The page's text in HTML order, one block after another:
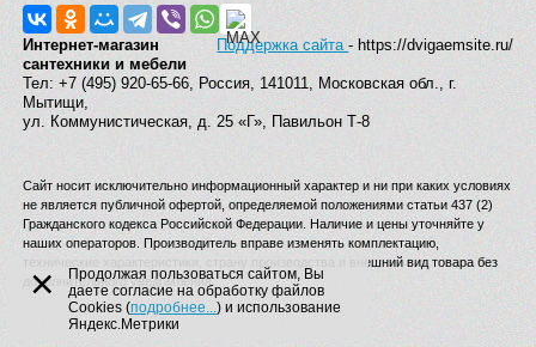
Поддержка сайта- https://dvigaemsite.ru/
Интернет-магазин
сантехники и мебели
Тел: +7 (495) 920-65-66, Россия, 141011, Московская обл., г.
Мытищи,
ул. Коммунистическая, д. 25 «Г», Павильон Т-8
Сайт носит исключительно информационный характер и ни при каких условиях
не является публичной офертой, определяемой положениями статьи 437 (2)
Гражданского кодекса Российской Федерации. Наличие и цены уточняйте у
наших операторов. Производитель вправе изменять комплектацию,
технические характеристики, страну производства и внешний вид товара без
дополнительного уведомления.
×
Продолжая пользоваться сайтом, Вы
даете согласие на обработку файлов
Cookies (подробнее...) и использование
Яндекс.Метрики